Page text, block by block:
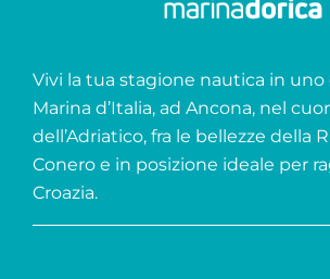
Vivi la tua stagione nautica in
Marina d’Italia, ad Ancona, nel
dell’Adriatico, fra le bellezze della
Conero e in posizione ideale per
Croazia.